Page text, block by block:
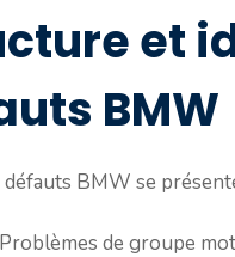
et
BMW
défauts BMW se
de groupe